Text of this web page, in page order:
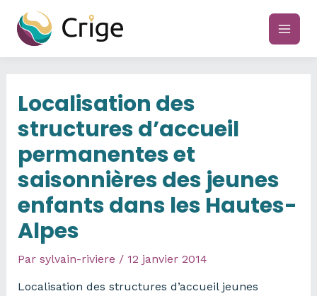
contenu
main
Localisation des
structures d’accueil
permanentes et
saisonnières des jeunes
enfants dans les Hautes-
Alpes
Par sylvain-riviere / 12 janvier 2014
Localisation des structures d’accueil jeunes